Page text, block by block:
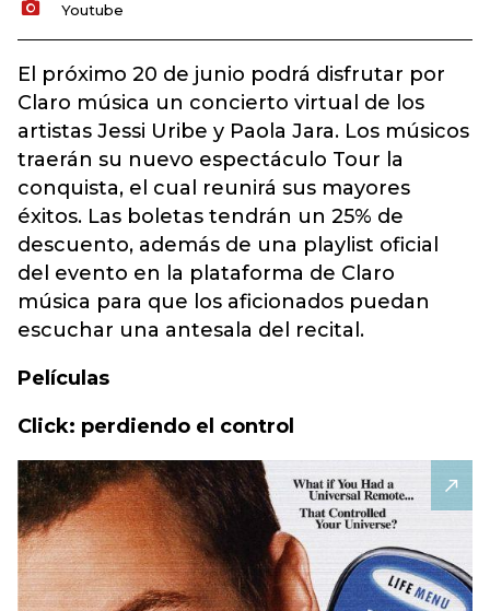
Youtube
El próximo 20 de junio podrá disfrutar por
Claro música un concierto virtual de los
artistas Jessi Uribe y Paola Jara. Los músicos
traerán su nuevo espectáculo Tour la
conquista, el cual reunirá sus mayores
éxitos. Las boletas tendrán un 25% de
descuento, además de una playlist oficial
del evento en la plataforma de Claro
música para que los aficionados puedan
escuchar una antesala del recital.
Películas
Click: perdiendo el control